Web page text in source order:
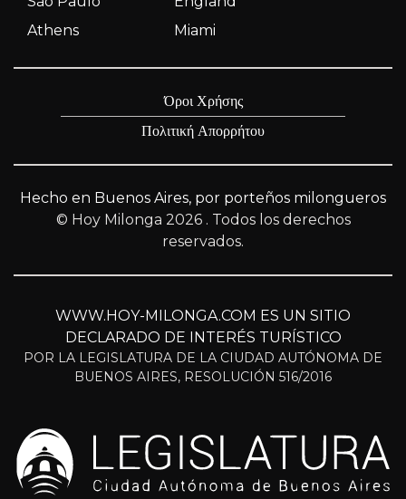
Athens
Miami
Όροι Χρήσης
Πολιτική Απορρήτου
Hecho en Buenos Aires, por porteños milongueros
© Hoy Milonga 2026 . Todos los derechos
reservados.
WWW.HOY-MILONGA.COM ES UN SITIO
DECLARADO DE INTERÉS TURÍSTICO
POR LA LEGISLATURA DE LA CIUDAD AUTÓNOMA DE
BUENOS AIRES, RESOLUCIÓN 516/2016